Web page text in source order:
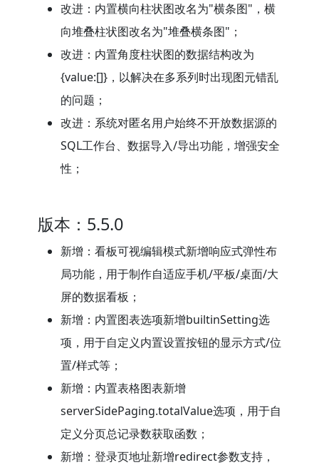
改进：内置横向柱状图改名为"横条图"，横
向堆叠柱状图改名为"堆叠横条图"；
改进：内置角度柱状图的数据结构改为
{value:[]}，以解决在多系列时出现图元错乱
的问题；
改进：系统对匿名用户始终不开放数据源的
SQL工作台、数据导入/导出功能，增强安全
性；
版本：5.5.0
新增：看板可视编辑模式新增响应式弹性布
局功能，用于制作自适应手机/平板/桌面/大
屏的数据看板；
新增：内置图表选项新增builtinSetting选
项，用于自定义内置设置按钮的显示方式/位
置/样式等；
新增：内置表格图表新增
serverSidePaging.totalValue选项，用于自
定义分页总记录数获取函数；
新增：登录页地址新增redirect参数支持，